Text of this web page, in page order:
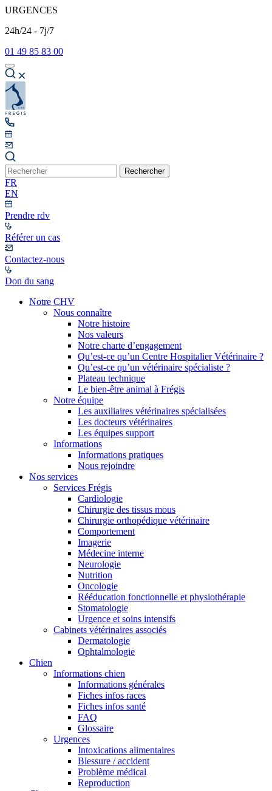
URGENCES
24h/24 - 7j/7
01 49 85 83 00
Rechercher
FR
EN
Prendre rdv
Référer un cas
Contactez-nous
Don du sang
Notre CHV
Nous connaître
Notre histoire
Nos valeurs
Notre charte d’engagement
Qu’est-ce qu’un Centre Hospitalier Vétérinaire ?
Qu’est-ce qu’un vétérinaire spécialiste ?
Plateau technique
Le bien-être animal à Frégis
Notre équipe
Les auxiliaires vétérinaires spécialisées
Les docteurs vétérinaires
Les équipes support
Informations
Informations pratiques
Nous rejoindre
Nos services
Services Frégis
Cardiologie
Chirurgie des tissus mous
Chirurgie orthopédique vétérinaire
Comportement
Imagerie
Médecine interne
Neurologie
Nutrition
Oncologie
Rééducation fonctionnelle et physiothérapie
Stomatologie
Urgence et soins intensifs
Cabinets vétérinaires associés
Dermatologie
Ophtalmologie
Chien
Informations chien
Informations générales
Fiches infos races
Fiches infos santé
FAQ
Glossaire
Urgences
Intoxications alimentaires
Blessure / accident
Problème médical
Reproduction